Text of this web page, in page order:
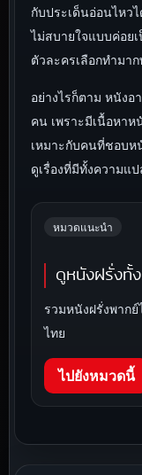
กับประเด็นอ่อนไหว
ไม่สบายใจแบบค่อย
ตัวละครเลือกทำมา
อย่างไรก็ตาม หนังอ
คน เพราะมีเนื้อหา
เหมาะกับคนที่ชอบห
ดูเรื่องที่มีทั้งความแ
หมวดแนะนำ
ดูหนังฝรั่งทั้
รวมหนังฝรั่งพาก
ไทย
ไปยังหมวดนี้